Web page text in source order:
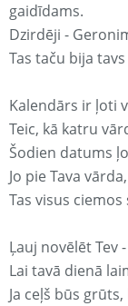
gaidīdams.
Dzirdēji -
Tas taču bija
Kalendārs ir ļoti
Teic, kā katru
Šodien datums
Jo pie Tava
Tas visus ciemos
Ļauj novēlēt Tev
Lai tavā dienā
Ja ceļš būs